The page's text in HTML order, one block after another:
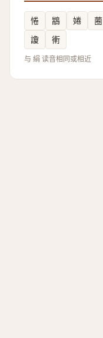
惓 䳪 婘 蔨
讂
䡓
与 絹 读音相同或相近